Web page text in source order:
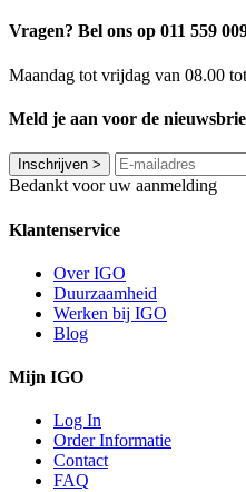
Vragen? Bel ons op 011 559
Maandag tot vrijdag van 08.00
Meld je aan voor de
Inschrijven >
Bedankt voor uw aanmelding
Klantenservice
Over IGO
Duurzaamheid
Werken bij IGO
Blog
Mijn IGO
Log In
Order Informatie
Contact
FAQ